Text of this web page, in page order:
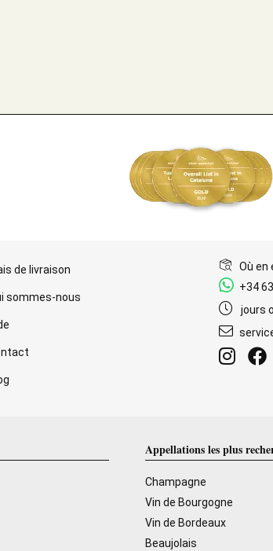
de livraison
sommes-nous
Où en
+34
jours
Appellations les plus
Champagne
Vin de Bourgogne
Vin de Bordeaux
Beaujolais